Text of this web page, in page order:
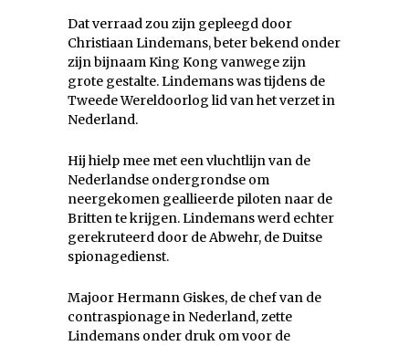
Dat verraad zou zijn gepleegd door
Christiaan Lindemans, beter bekend onder
zijn bijnaam King Kong vanwege zijn
grote gestalte. Lindemans was tijdens de
Tweede Wereldoorlog lid van het verzet in
Nederland.
Hij hielp mee met een vluchtlijn van de
Nederlandse ondergrondse om
neergekomen geallieerde piloten naar de
Britten te krijgen. Lindemans werd echter
gerekruteerd door de Abwehr, de Duitse
spionagedienst.
Majoor Hermann Giskes, de chef van de
contraspionage in Nederland, zette
Lindemans onder druk om voor de